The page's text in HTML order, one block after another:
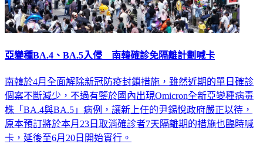
亞變種BA.4、BA.5入侵 南韓確診免隔離計劃喊卡
南韓於4月全面解除新冠防疫封鎖措施，雖然近期的單日確診
個案不斷減少，不過有鑒於國內出現Omicron全新亞變種病毒
株「BA.4與BA.5」病例，讓新上任的尹錫悅政府嚴正以待，
原本預訂將於本月23日取消確診者7天隔離期的措施也臨時喊
卡，延後至6月20日開始實行。